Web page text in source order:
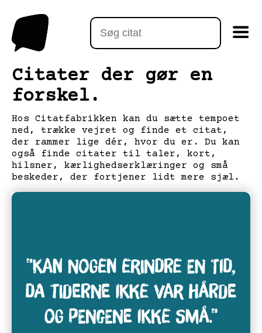
Citater der gør en
forskel.
Hos Citatfabrikken kan du sætte tempoet
ned, trække vejret og finde et citat,
der rammer lige dér, hvor du er. Du kan
også finde citater til taler, kort,
hilsner, kærlighedserklæringer og små
beskeder, der fortjener lidt mere sjæl.